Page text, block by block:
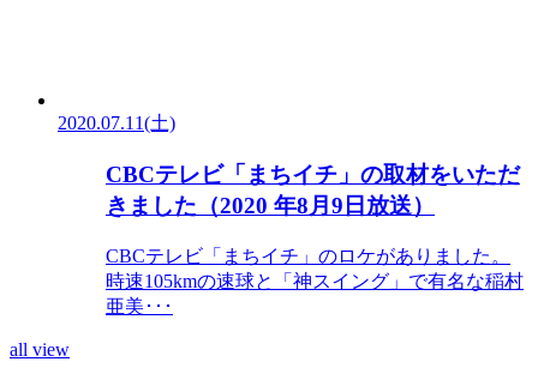
2020.07.11(土)
CBCテレビ「まちイチ」の取材をいただ
きました（2020 年8月9日放送）
CBCテレビ「まちイチ」のロケがありました。
時速105kmの速球と「神スイング」で有名な稲村
亜美･･･
all view